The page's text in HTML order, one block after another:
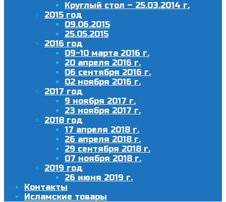
Круглый стол – 25.03.2014 г.
2015 год
09.06.2015
25.05.2015
2016 год
09-10 марта 2016 г.
20 апреля 2016 г.
06 сентября 2016 г.
02 ноября 2016 г.
2017 год
9 ноября 2017 г.
23 ноября 2017 г.
2018 год
17 апреля 2018 г.
26 апреля 2018 г.
29 сентября 2018 г.
07 ноября 2018 г.
2019 год
26 июня 2019 г.
Контакты
Исламские товары